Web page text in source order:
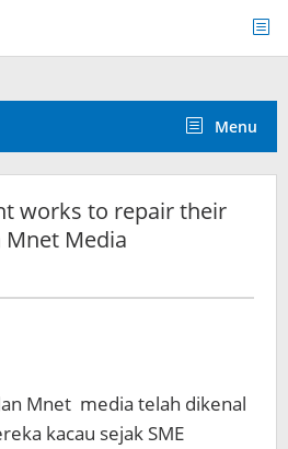
Menu
works to repair their
Media
Mnet media telah dikenal
kacau sejak SME